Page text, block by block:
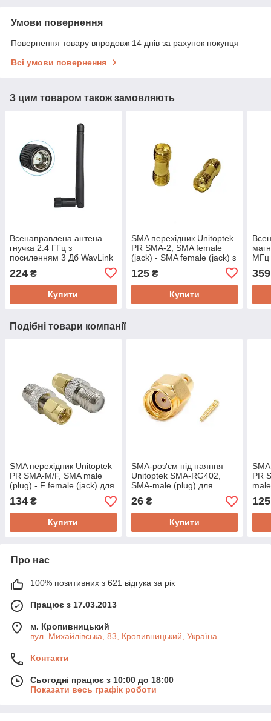
Умови повернення
Повернення товару впродовж 14 днів за рахунок покупця
Всі умови повернення
З цим товаром також замовляють
Всенаправлена антена
гнучка 2.4 ГГц з
посиленням 3 Дб WavLink
SMA3F для бездротових
камер і Wi-fi пристроїв
224 ₴
Купити
SMA перехідник Unitoptek
PR SMA-2, SMA female
(jack) - SMA female (jack) з
125₴
Купити
МГц
359
Подібні товари компанії
SMA перехідник Unitoptek
PR SMA-M/F, SMA male
(plug) - F female (jack) для
підключення RF кабелю
134 ₴
Купити
SMA-роз'єм під паяння
Unitoptek SMA-RG402,
SMA-male (plug) для
кабелю RG402 та
подібних
26₴
Купити
PR
125
Про нас
100% позитивних з 621 відгука за рік
Працює з 17.03.2013
м. Кропивницький
вул. Михайлівська, 83, Кропивницький, Україна
Контакти
Сьогодні працює з 10:00 до 18:00
Показати весь графік роботи